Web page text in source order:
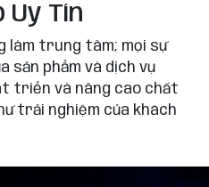
Uy Tín
làm trung tâm; mọi sự
sản phẩm và dịch vụ
triển và nâng cao chất
trải nghiệm của khách